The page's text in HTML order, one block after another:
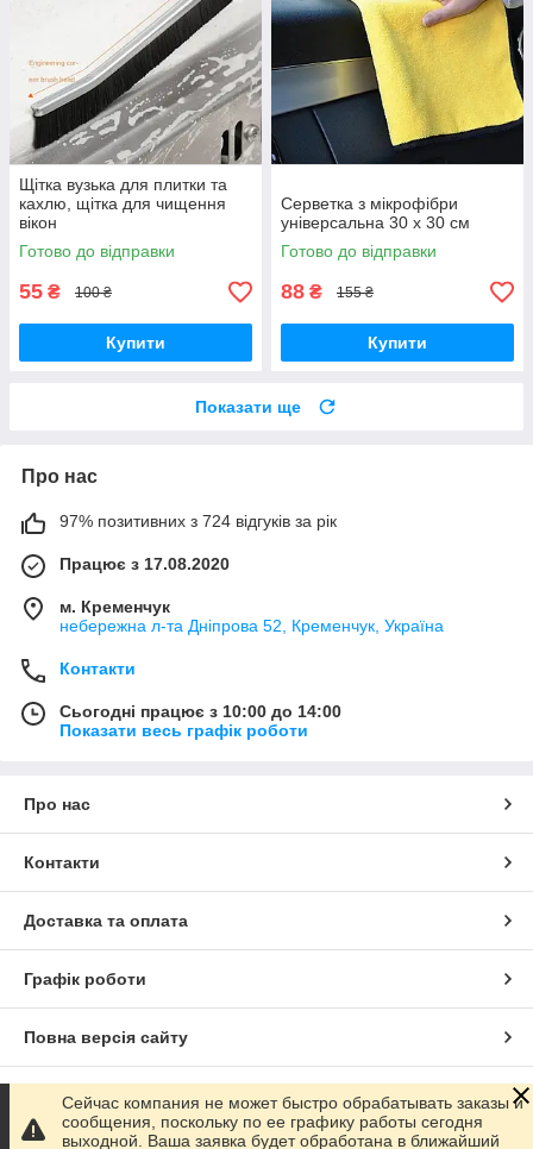
Щітка вузька для плитки та
кахлю, щітка для чищення
вікон
Готово до відправки
55 ₴ 100 ₴
Купити
Серветка з мікрофібри
універсальна 30 х 30 см
Готово до відправки
88 ₴ 155 ₴
Купити
Показати ще
Про нас
97% позитивних з 724 відгуків за рік
Працює з 17.08.2020
м. Кременчук
небережна л-та Дніпрова 52, Кременчук, Україна
Контакти
Сьогодні працює з 10:00 до 14:00
Показати весь графік роботи
Про нас
Контакти
Доставка та оплата
Графік роботи
Повна версія сайту
Сайт створено на маркетплейсі Prom.ua
Сейчас компания не может быстро обрабатывать заказы и
сообщения, поскольку по ее графику работы сегодня
выходной. Ваша заявка будет обработана в ближайший